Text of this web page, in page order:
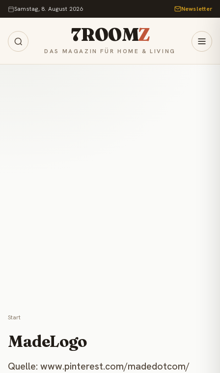
Zum Inhalt springen
Samstag, 8. August 2026 Newsletter
7ROOMZ
DAS MAGAZIN FÜR HOME & LIVING
Start
MadeLogo
Quelle: www.pinterest.com/madedotcom/